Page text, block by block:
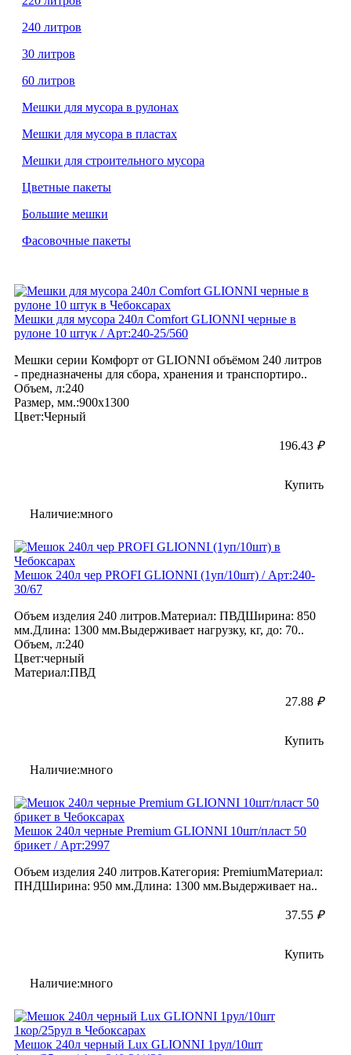
240 литров
30 литров
60 литров
Мешки для мусора в рулонах
Мешки для мусора в пластах
Мешки для строительного мусора
Цветные пакеты
Большие мешки
Фасовочные пакеты
Мешки для мусора 240л Comfort GLIONNI черные в
рулоне 10 штук / Арт:240-25/560
Мешки серии Комфорт от GLIONNI объёмом 240 литров
- предназначены для сбора, хранения и транспортиро..
Объем, л:240
Размер, мм.:900х1300
Цвет:Черный
196.43 ₽
Купить
Наличие:много
Мешок 240л чер PROFI GLIONNI (1уп/10шт) / Арт:240-
30/67
Объем изделия 240 литров.Материал: ПВДШирина: 850
мм.Длина: 1300 мм.Выдерживает нагрузку, кг, до: 70..
Объем, л:240
Цвет:черный
Материал:ПВД
27.88 ₽
Купить
Наличие:много
Мешок 240л черные Premium GLIONNI 10шт/пласт 50
брикет / Арт:2997
Объем изделия 240 литров.Категория: PremiumМатериал:
ПНДШирина: 950 мм.Длина: 1300 мм.Выдерживает на..
37.55 ₽
Купить
Наличие:много
Мешок 240л черный Lux GLIONNI 1рул/10шт